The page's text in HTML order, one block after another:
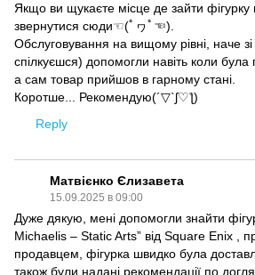
Якщо ви щукаєте місце де зайти фігурку
звернутися сюди☜(ﾟヮﾟ☜).
Обслуговування на вищому рівні, наче
спілкуєшся) допомогли навіть коли
а сам товар прийшов в гарному стані.
Коротше... Рекомендую(´▽`ʃ♡ƪ)
Reply
Матвієнко Єлизавета
15.09.2025 в 09:00
Дуже дякую, мені допомогли знайти
Michaelis – Static Arts” від Square Enix ,
продавцем, фігурка швидко була
також були надані рекомендації по